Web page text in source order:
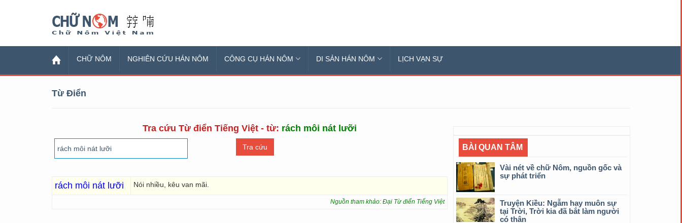
CHỮ NÔM NGHIÊN CỨU HÁN NÔM CÔNG CỤ HÁN NÔM DI SẢN HÁN NÔM LỊCH VẠN SỰ
Từ Điển
Tra cứu Từ điển Tiếng Việt - từ: rách môi nát lưỡi
rách môi nát lưỡi Nói nhiều, kêu van mãi.
Nguồn tham khảo: Đại Từ điển Tiếng Việt
BÀI QUAN TÂM
Vài nét về chữ Nôm, nguồn gốc và
sự phát triển
Truyện Kiều: Ngẫm hay muôn sự
tại Trời, Trời kia đã bắt làm người
có thân